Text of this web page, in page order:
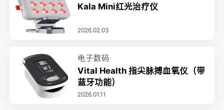
Kala Mini红光治疗仪
2026.02.03
电子数码
Vital Health 指尖脉搏血氧仪（带
蓝牙功能）
2026.01.11